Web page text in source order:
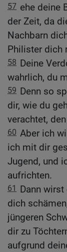
57 ehe deine
der Zeit, da
Nachbarn
Philister dich
58 Deine
wahrlich, du
59 Denn so
dir, wie du
verachtet,
60 Aber ich
ich mit dir
Jugend, und
aufrichten.
61
Dann wirst
dich
jüngeren
dir zu
aufgrund